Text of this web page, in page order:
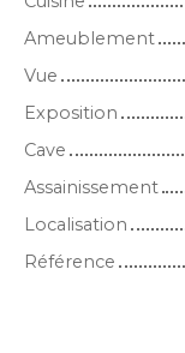
Ameublement
Vue
Exposition
Cave
Assainissement
Localisation
Référence